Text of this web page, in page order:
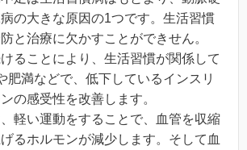
の大きな原因の1つです。生活習慣
と治療に欠かすことができせん。
ることにより、生活習慣が関係して
肥満などで、低下しているインスリ
の感受性を改善します。
軽い運動をすることで、血管を収縮
るホルモンが減少します。そして血